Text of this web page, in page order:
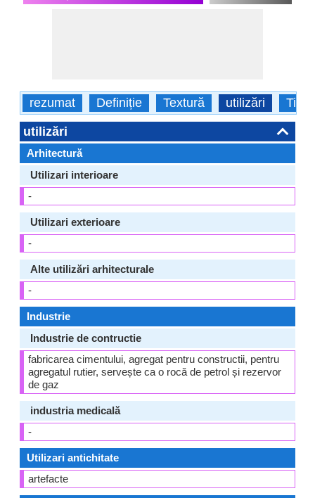
rezumat Definiție Textură utilizări
utilizări
Arhitectură
Utilizari interioare
-
Utilizari exterioare
-
Alte utilizări arhitecturale
-
Industrie
Industrie de contructie
fabricarea cimentului, agregat pentru constructii, pentru
agregatul rutier, servește ca o rocă de petrol și rezervor
de gaz
industria medicală
-
Utilizari antichitate
artefacte